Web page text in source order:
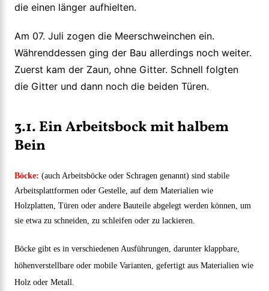
die einen länger aufhielten.
Am 07. Juli zogen die Meerschweinchen ein.
Währenddessen ging der Bau allerdings noch weiter.
Zuerst kam der Zaun, ohne Gitter. Schnell folgten
die Gitter und dann noch die beiden Türen.
3.1. Ein Arbeitsbock mit halbem
Bein
Böcke: (auch Arbeitsböcke oder Schragen genannt) sind stabile
Arbeitsplattformen oder Gestelle, auf dem Materialien wie
Holzplatten, Türen oder andere Bauteile abgelegt werden können, um
sie etwa zu schneiden, zu schleifen oder zu lackieren.
Böcke gibt es in verschiedenen Ausführungen, darunter klappbare,
höhenverstellbare oder mobile Varianten, gefertigt aus Materialien wie
Holz oder Metall.